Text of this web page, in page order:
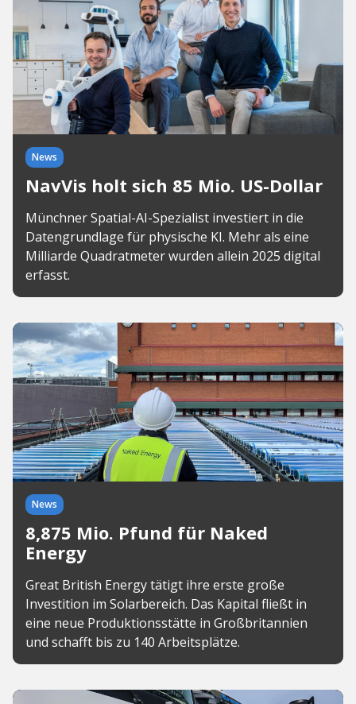
News
NavVis holt sich 85 Mio. US-Dollar
Münchner Spatial-AI-Spezialist investiert in die
Datengrundlage für physische KI. Mehr als eine
Milliarde Quadratmeter wurden allein 2025 digital
erfasst.
News
8,875 Mio. Pfund für Naked
Energy
Great British Energy tätigt ihre erste große
Investition im Solarbereich. Das Kapital fließt in
eine neue Produktionsstätte in Großbritannien
und schafft bis zu 140 Arbeitsplätze.